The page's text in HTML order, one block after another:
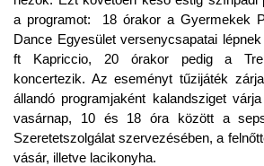
a programot: 18 órakor a Gyermekek
Dance Egyesület versenycsapatai
ft Kapriccio, 20 órakor pedig a
koncertezik. Az eseményt tűzijáték
állandó programjaként kalandsziget
vasárnap, 10és 18 óra között a
Szeretetszolgálat szervezésében, a
vásár, illetve lacikonyha.